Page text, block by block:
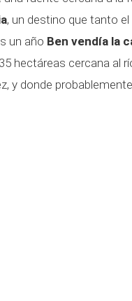
, un destino que tanto
un año Ben vendía la
hectáreas cercana al
y donde